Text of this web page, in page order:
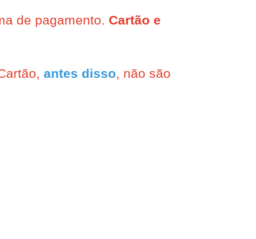
de pagamento. Cartão e
antes disso, não são